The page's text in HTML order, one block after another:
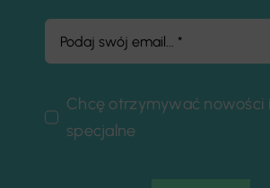
Chcę otrzymywać nowości
specjalne